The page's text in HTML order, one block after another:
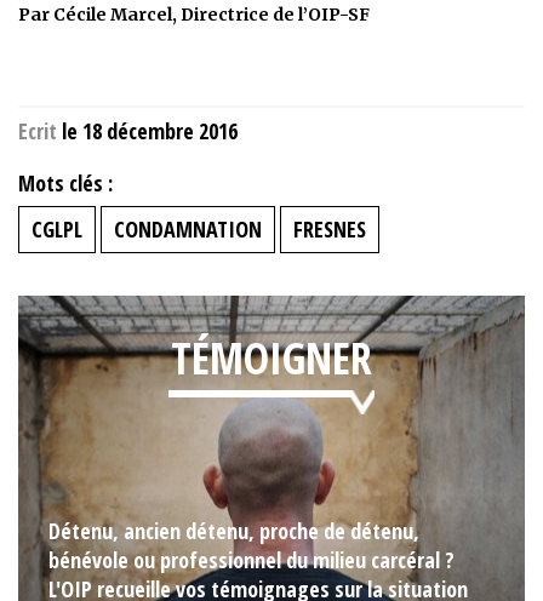
Par Cécile Marcel, Directrice de l’OIP-SF
Ecrit le 18 décembre 2016
Mots clés :
CGLPL
CONDAMNATION FRESNES
TÉMOIGNER
Détenu, ancien détenu, proche de détenu,
bénévole ou professionnel du milieu carcéral ?
L'OIP recueille vos témoignages sur la situation